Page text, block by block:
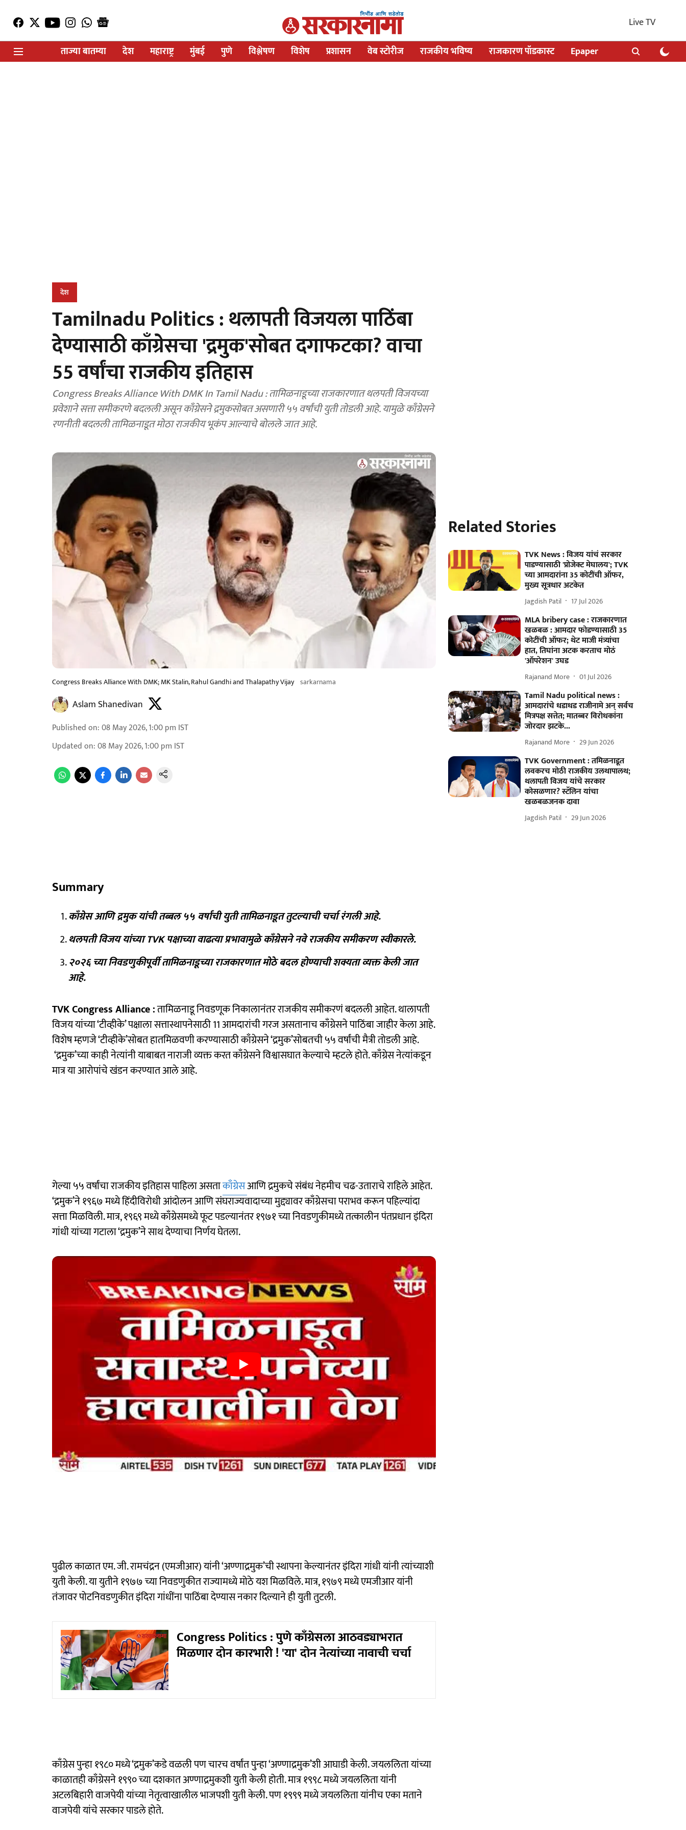
Live TV
ताज्या बातम्या
देश महाराष्ट्र मुंबई पुणे विश्लेषण विशेष प्रशासन वेब स्टोरीज राजकीय भविष्य राजकारण पॉडकास्ट Epaper
देश
Tamilnadu Politics : थलापती विजयला पाठिंबा
देण्यासाठी काँग्रेसचा 'द्रमुक'सोबत दगाफटका? वाचा
55 वर्षांचा राजकीय इतिहास
Congress Breaks Alliance With DMK In Tamil Nadu : तामिळनाडूच्या राजकारणात थलपती विजयच्या
प्रवेशाने सत्ता समीकरणे बदलली असून काँग्रेसने द्रमुकसोबत असणारी ५५ वर्षांची युती तोडली आहे. यामुळे काँग्रेसने
रणनीती बदलली तामिळनाडूत मोठा राजकीय भूकंप आल्याचे बोलले जात आहे.
Congress Breaks Alliance With DMK; MK Stalin, Rahul Gandhi and Thalapathy Vijay sarkarnama
Aslam Shanedivan
Published on:08 May 2026, 1:00 pm IST
Updated on:08 May 2026, 1:00 pm IST
Summary
काँग्रेस आणि द्रमुक यांची तब्बल ५५ वर्षांची युती तामिळनाडूत तुटल्याची चर्चा रंगली आहे.
थलपती विजय यांच्या TVK पक्षाच्या वाढत्या प्रभावामुळे काँग्रेसने नवे राजकीय समीकरण स्वीकारले.
२०२६ च्या निवडणुकीपूर्वी तामिळनाडूच्या राजकारणात मोठे बदल होण्याची शक्यता व्यक्त केली जात
आहे.
TVK Congress Alliance :तामिळनाडू निवडणूक निकालानंतर राजकीय समीकरणं बदलली आहेत. थालापती
विजय यांच्या ‘टीव्हीके’ पक्षाला सत्तास्थापनेसाठी 11 आमदारांची गरज असतानाच काँग्रेसने पाठिंबा जाहीर केला आहे.
विशेष म्हणजे ‘टीव्हीके’सोबत हातमिळवणी करण्यासाठी काँग्रेसने ‘द्रमुक’सोबतची ५५ वर्षांची मैत्री तोडली आहे.
‘द्रमुक’च्या काही नेत्यांनी याबाबत नाराजी व्यक्त करत काँग्रेसने विश्वासघात केल्याचे म्हटले होते. काँग्रेस नेत्यांकडून
मात्र या आरोपांचे खंडन करण्यात आले आहे.
गेल्या ५५ वर्षांचा राजकीय इतिहास पाहिला असताकाँग्रेसआणि द्रमुकचे संबंध नेहमीच चढ-उताराचे राहिले आहेत.
‘द्रमुक’ने १९६७ मध्ये हिंदीविरोधी आंदोलन आणि संघराज्यवादाच्या मुद्द्यावर काँग्रेसचा पराभव करून पहिल्यांदा
सत्ता मिळविली. मात्र, १९६९ मध्ये काँग्रेसमध्ये फूट पडल्यानंतर १९७१ च्या निवडणुकीमध्ये तत्कालीन पंतप्रधान इंदिरा
गांधी यांच्या गटाला ‘द्रमुक’ने साथ देण्याचा निर्णय घेतला.
पुढील काळात एम. जी. रामचंद्रन (एमजीआर) यांनी ‘अण्णाद्रमुक’ची स्थापना केल्यानंतर इंदिरा गांधी यांनी त्यांच्याशी
युती केली. या युतीने १९७७ च्या निवडणुकीत राज्यामध्ये मोठे यश मिळविले. मात्र, १९७९ मध्ये एमजीआर यांनी
तंजावर पोटनिवडणुकीत इंदिरा गांधींना पाठिंबा देण्यास नकार दिल्याने ही युती तुटली.
Congress Politics : पुणे काँग्रेसला आठवड्याभरात
मिळणार दोन कारभारी ! 'या' दोन नेत्यांच्या नावाची चर्चा
काँग्रेस पुन्हा १९८० मध्ये ‘द्रमुक’कडे वळली पण चारच वर्षांत पुन्हा ‘अण्णाद्रमुक’शी आघाडी केली. जयललिता यांच्या
काळातही काँग्रेसने १९९० च्या दशकात अण्णाद्रमुकशी युती केली होती. मात्र १९९८ मध्ये जयललिता यांनी
अटलबिहारी वाजपेयी यांच्या नेतृत्वाखालील भाजपशी युती केली. पण १९९९ मध्ये जयललिता यांनीच एका मताने
वाजपेयी यांचे सरकार पाडले होते.
Related Stories
TVK News : विजय यांचं सरकार
पाडण्यासाठी 'प्रोजेक्ट मेघालय'; TVK
च्या आमदारांना 35 कोटींची ऑफर,
मुख्य सूत्रधार अटकेत
Jagdish Patil 17 Jul 2026
MLA bribery case : राजकारणात
खळबळ : आमदार फोडण्यासाठी 35
कोटींची ऑफर; थेट माजी मंत्र्यांचा
हात, तिघांना अटक करताच मोठं
'ऑपरेशन' उघड
Rajanand More 01 Jul 2026
Tamil Nadu political news :
आमदारांचे धडाधड राजीनामे अन् सर्वच
मित्रपक्ष सत्तेत; मातब्बर विरोधकांना
जोरदार झटके...
Rajanand More 29 Jun 2026
TVK Government : तमिळनाडूत
लवकरच मोठी राजकीय उलथापालथ;
थलापती विजय यांचे सरकार
कोसळणार? स्टॅलिन यांचा
खळबळजनक दावा
Jagdish Patil 29 Jun 2026